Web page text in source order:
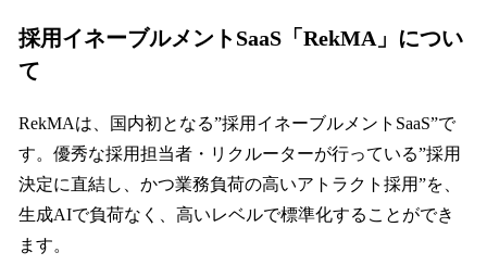
採用イネーブルメントSaaS「RekMA」につい
て
RekMAは、国内初となる”採用イネーブルメントSaaS”で
す。優秀な採用担当者・リクルーターが行っている”採用
決定に直結し、かつ業務負荷の高いアトラクト採用”を、
生成AIで負荷なく、高いレベルで標準化することができ
ます。